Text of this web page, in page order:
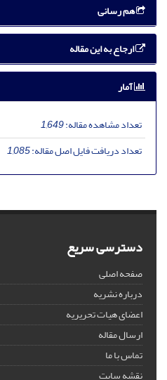
هم رسانی
ارجاع به این مقاله
آمار
تعداد مشاهده مقاله:1,649
تعداد دریافت فایل اصل مقاله:1,085
دسترسی سریع
صفحه اصلی
درباره نشریه
اعضای هیات تحریریه
ارسال مقاله
تماس با ما
نقشه سایت